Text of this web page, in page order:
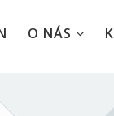
O NÁS